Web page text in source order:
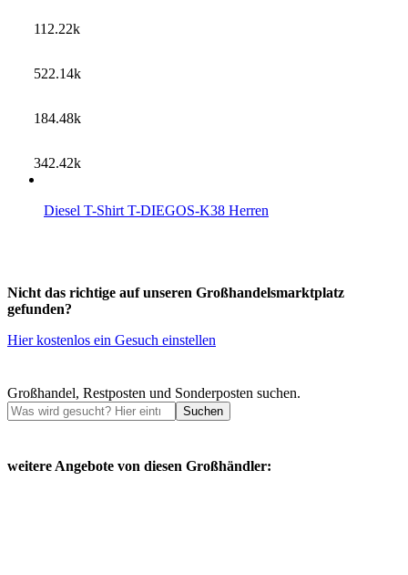
Diesel T-Shirt T-DIEGOS-K38 Herren
Nicht das richtige auf unseren Großhandelsmarktplatz
gefunden?
Hier kostenlos ein Gesuch einstellen
Großhandel, Restposten und Sonderposten suchen.
Suchen
weitere Angebote von diesen Großhändler:
112.22k
522.14k
184.48k
342.42k